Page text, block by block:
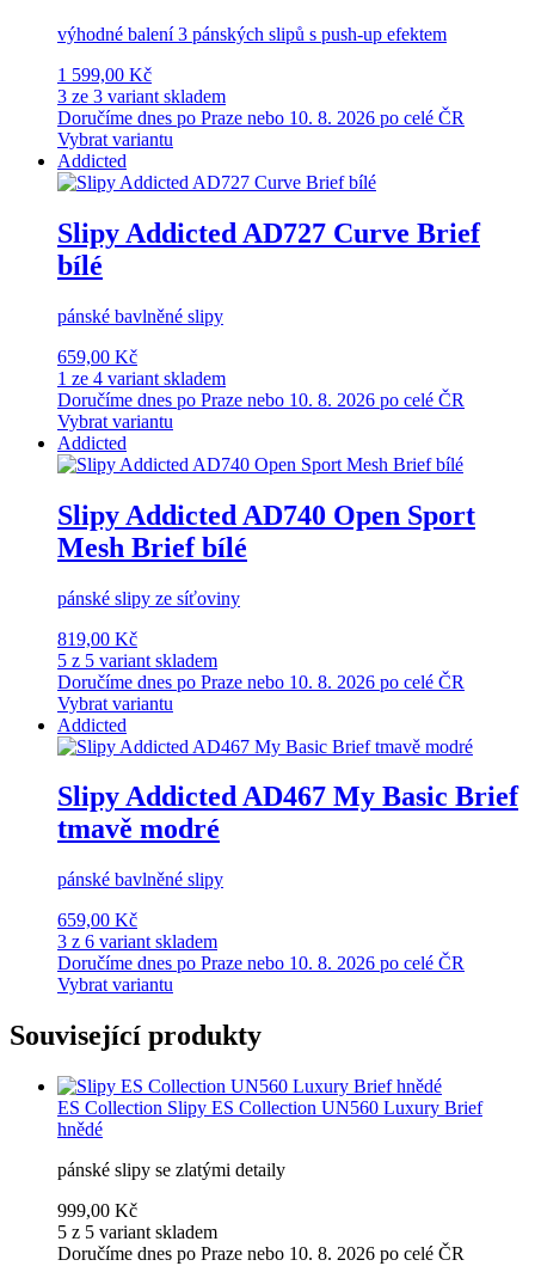
výhodné balení 3 pánských slipů s push-up efektem
1 599,00 Kč
3 ze 3 variant skladem
Doručíme dnes po Praze nebo 10. 8. 2026 po celé ČR
Vybrat variantu
Addicted
Slipy Addicted AD727 Curve Brief
bílé
pánské bavlněné slipy
659,00 Kč
1 ze 4 variant skladem
Doručíme dnes po Praze nebo 10. 8. 2026 po celé ČR
Vybrat variantu
Addicted
Slipy Addicted AD740 Open Sport
Mesh Brief bílé
pánské slipy ze síťoviny
819,00 Kč
5 z 5 variant skladem
Doručíme dnes po Praze nebo 10. 8. 2026 po celé ČR
Vybrat variantu
Addicted
Slipy Addicted AD467 My Basic Brief
tmavě modré
pánské bavlněné slipy
659,00 Kč
3 z 6 variant skladem
Doručíme dnes po Praze nebo 10. 8. 2026 po celé ČR
Vybrat variantu
Související produkty
ES Collection Slipy ES Collection UN560 Luxury Brief
hnědé
pánské slipy se zlatými detaily
999,00 Kč
5 z 5 variant skladem
Doručíme dnes po Praze nebo 10. 8. 2026 po celé ČR